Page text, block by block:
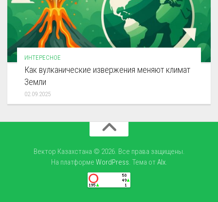
ИНТЕРЕСНОЕ
Как вулканические извержения меняют климат
Земли
02.09.2025
Вектор Казахстана © 2026. Все права защищены.
На платформе WordPress. Тема отAlx.